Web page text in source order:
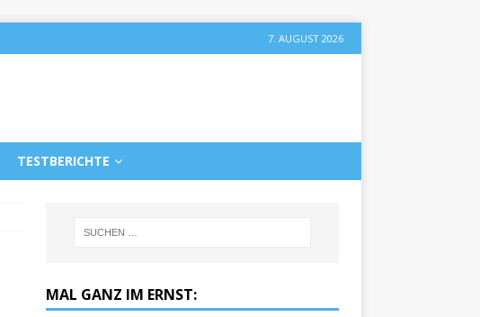
7. AUGUST 2026
TESTBERICHTE
MAL GANZ IM ERNST: